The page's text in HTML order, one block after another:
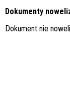
Dokumenty
Dokument nie